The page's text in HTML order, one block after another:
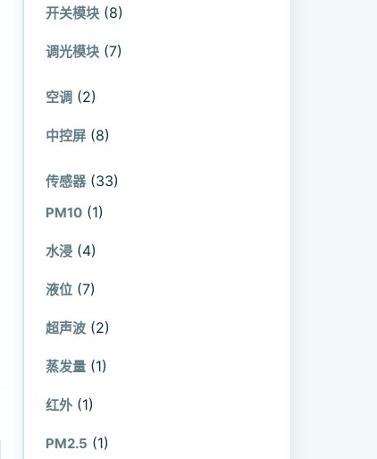
开关模块 (8)
调光模块 (7)
空调 (2)
中控屏 (8)
传感器 (33)
PM10 (1)
水浸 (4)
液位 (7)
超声波 (2)
蒸发量 (1)
红外 (1)
PM2.5 (1)